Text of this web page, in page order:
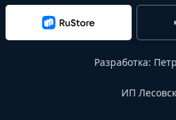
Разработка:
ИП